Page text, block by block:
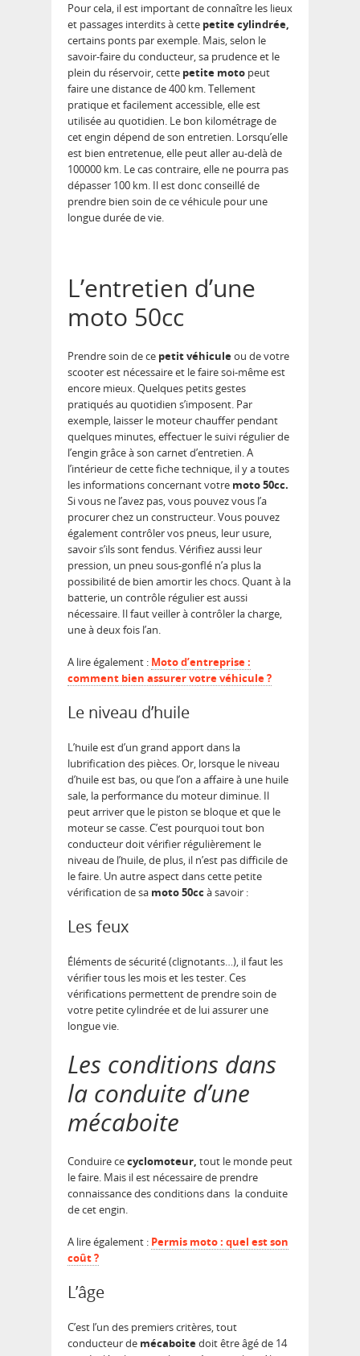
Pour cela, il est important de connaître les lieux
et passages interdits à cette petite cylindrée,
certains ponts par exemple. Mais, selon le
savoir-faire du conducteur, sa prudence et le
plein du réservoir, cette petite moto peut
faire une distance de 400 km. Tellement
pratique et facilement accessible, elle est
utilisée au quotidien. Le bon kilométrage de
cet engin dépend de son entretien. Lorsqu’elle
est bien entretenue, elle peut aller au-delà de
100000 km. Le cas contraire, elle ne pourra pas
dépasser 100 km. Il est donc conseillé de
prendre bien soin de ce véhicule pour une
longue durée de vie.
L’entretien d’une
moto 50cc
Prendre soin de ce petit véhiculeou de votre
scooter est nécessaire et le faire soi-même est
encore mieux. Quelques petits gestes
pratiqués au quotidien s’imposent. Par
exemple, laisser le moteur chauffer pendant
quelques minutes, effectuer le suivi régulier de
l’engin grâce à son carnet d’entretien. A
l’intérieur de cette fiche technique, il y a toutes
les informations concernant votre moto 50cc.
Si vous ne l’avez pas, vous pouvez vous l’a
procurer chez un constructeur. Vous pouvez
également contrôler vos pneus, leur usure,
savoir s’ils sont fendus. Vérifiez aussi leur
pression, un pneu sous-gonflé n’a plus la
possibilité de bien amortir les chocs. Quant à la
batterie, un contrôle régulier est aussi
nécessaire. Il faut veiller à contrôler la charge,
une à deux fois l’an.
A lire également : Moto d’entreprise :
comment bien assurer votre véhicule ?
Le niveau d’huile
L’huile est d’un grand apport dans la
lubrification des pièces. Or, lorsque le niveau
d’huile est bas, ou que l’on a affaire à une huile
sale, la performance du moteur diminue. Il
peut arriver que le piston se bloque et que le
moteur se casse. C’est pourquoi tout bon
conducteur doit vérifier régulièrement le
niveau de l’huile, de plus, il n’est pas difficile de
le faire. Un autre aspect dans cette petite
vérification de sa moto 50cc à savoir :
Les feux
Éléments de sécurité (clignotants…), il faut les
vérifier tous les mois et les tester. Ces
vérifications permettent de prendre soin de
votre petite cylindrée et de lui assurer une
longue vie.
Les conditions dans
la conduite d’une
mécaboite
Conduire cecyclomoteur, tout le monde peut
le faire. Mais il est nécessaire de prendre
connaissance des conditions dans la conduite
de cet engin.
A lire également : Permis moto : quel est son
coût ?
L’âge
C’est l’un des premiers critères, tout
conducteur de mécaboitedoit être âgé de 14